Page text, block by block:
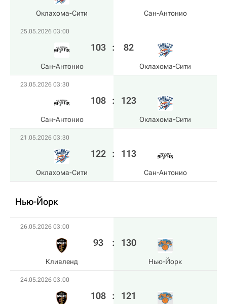
Оклахома-Сити Сан-Антонио
25.05.2026 03:00
Сан-Антонио
103 : 82
Оклахома-Сити
23.05.2026 03:30
Сан-Антонио
108 : 123
Оклахома-Сити
21.05.2026 03:30
Оклахома-Сити
122 : 113
Сан-Антонио
Нью-Йорк
26.05.2026 03:00
Кливленд
93 : 130
Нью-Йорк
24.05.2026 03:00
108 : 121